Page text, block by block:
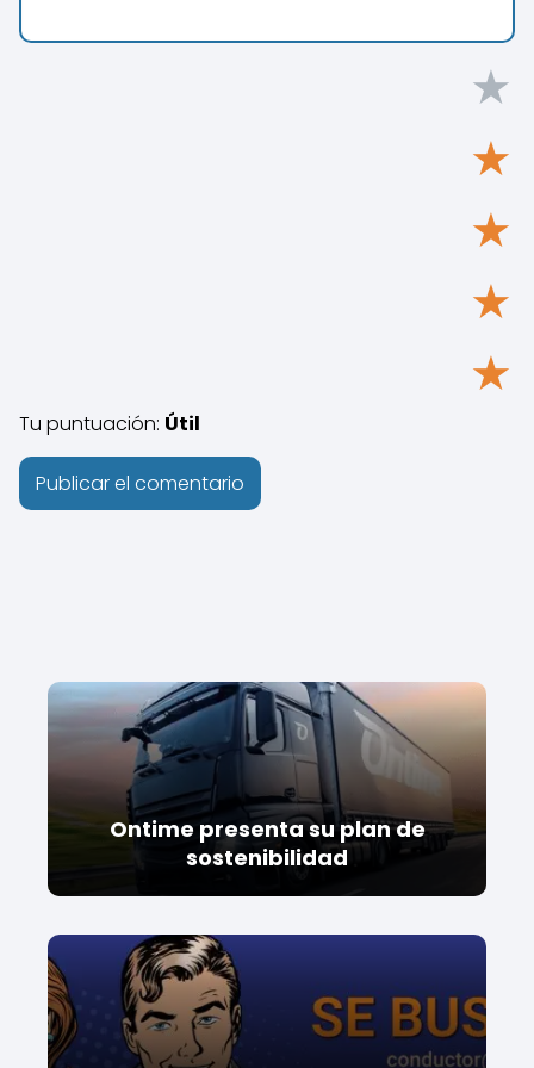
★
★
★
★
★
Tu puntuación: Útil
Ontime presenta su plan de
sostenibilidad